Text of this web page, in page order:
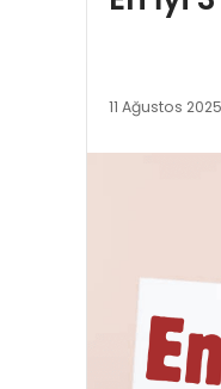
11 Ağustos 2025